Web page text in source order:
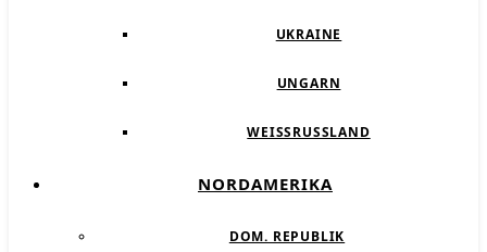
UKRAINE
UNGARN
WEISSRUSSLAND
NORDAMERIKA
DOM. REPUBLIK